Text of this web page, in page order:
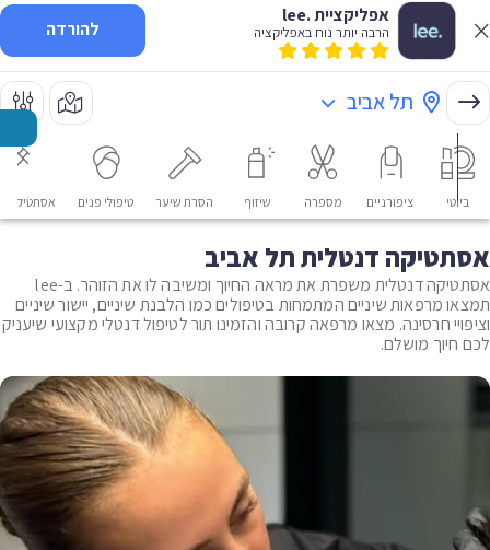
אפליקציית .lee
הרבה יותר נוח באפליקציה להורדה
תל אביב
ביוטי ציפורניים מספרה שיזוף הסרת שיער טיפולי פנים אסתטיקה
אסתטיקה דנטלית תל אביב
אסתטיקה דנטלית משפרת את מראה החיוך ומשיבה לו את הזוהר. ב-lee
תמצאו מרפאות שיניים המתמחות בטיפולים כמו הלבנת שיניים, יישור שיניים
וציפויי חרסינה. מצאו מרפאה קרובה והזמינו תור לטיפול דנטלי מקצועי שיעניק
לכם חיוך מושלם.